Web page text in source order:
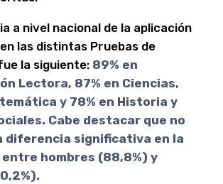
a nivel nacional de la aplicación
las distintas Pruebas de
la siguiente: 89% en
Lectora, 87% en Ciencias,
y 78% en Historia y
Cabe destacar que no
diferencia significativa en la
hombres (88,8%) y